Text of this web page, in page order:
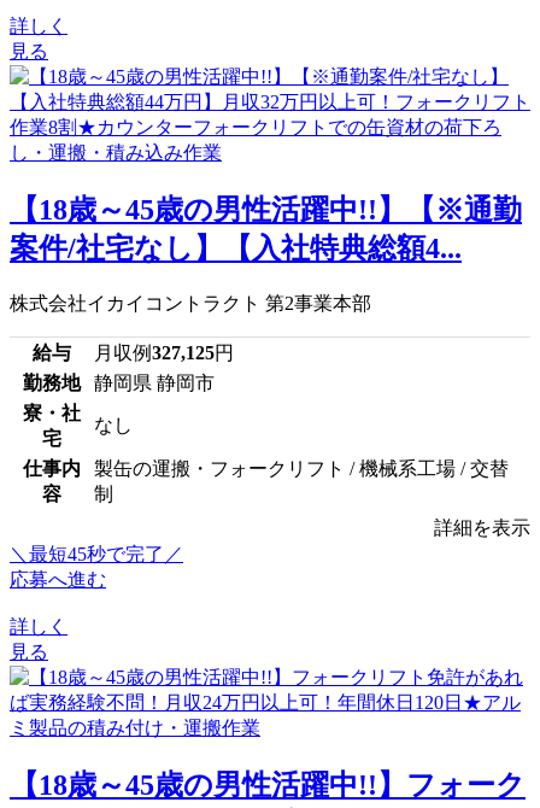
詳しく
見る
【18歳～45歳の男性活躍中!!】【※通勤
案件/社宅なし】【入社特典総額4...
株式会社イカイコントラクト 第2事業本部
給与 月収例327,125円
勤務地
静岡県 静岡市
寮・社
宅
なし
仕事内
容
製缶の運搬・フォークリフト / 機械系工場 / 交替
制
詳細を表示
＼最短45秒で完了／
応募へ進む
詳しく
見る
【18歳～45歳の男性活躍中!!】フォーク